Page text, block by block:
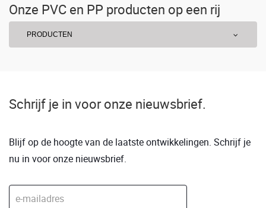
Onze PVC en PP producten op een rij
PRODUCTEN
Axedo kolk-onderbak
Drainagesystemen
Drainage
Strabusil drainage
Drainage- of doorspuitput
Schrijf je in voor onze nieuwsbrief.
Blijf op de hoogte van de laatste ontwikkelingen. Schrijf je
nu in voor onze nieuwsbrief.